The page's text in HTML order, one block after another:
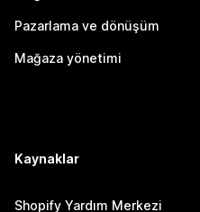
Pazarlama ve dönüşüm
Mağaza yönetimi
Kaynaklar
Shopify Yardım Merkezi